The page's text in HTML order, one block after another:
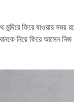
ফিরে যাওয়ার
নিয়ে ফিরে আসেন নিজ